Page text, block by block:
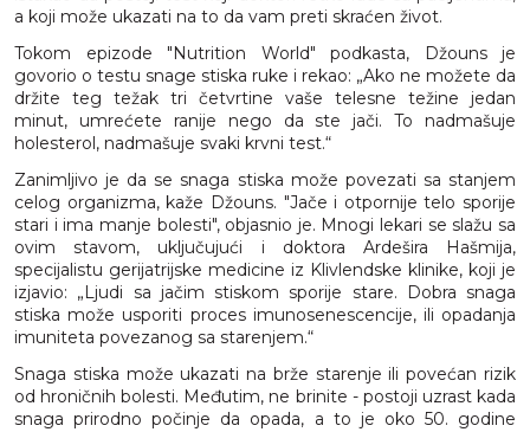
a koji može ukazati na to da vam preti skraćen život.
Tokom epizode "Nutrition World" podkasta, Džouns je
govorio o testu snage stiska ruke i rekao: „Ako ne možete da
držite teg težak tri četvrtine vaše telesne težine jedan
minut, umrećete ranije nego da ste jači. To nadmašuje
holesterol, nadmašuje svaki krvni test.“
Zanimljivo je da se snaga stiska može povezati sa stanjem
celog organizma, kaže Džouns. "Jače i otpornije telo sporije
stari i ima manje bolesti", objasnio je. Mnogi lekari se slažu sa
ovim stavom, uključujući i doktora Ardešira Hašmija,
specijalistu gerijatrijske medicine iz Klivlendske klinike, koji je
izjavio: „Ljudi sa jačim stiskom sporije stare. Dobra snaga
stiska može usporiti proces imunosenescencije, ili opadanja
imuniteta povezanog sa starenjem.“
Snaga stiska može ukazati na brže starenje ili povećan rizik
od hroničnih bolesti. Međutim, ne brinite - postoji uzrast kada
snaga prirodno počinje da opada, a to je oko 50. godine